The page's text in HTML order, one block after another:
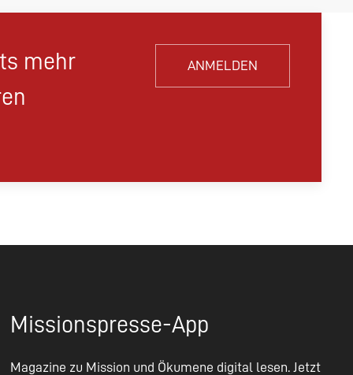
mehr
ANMELDEN
Missionspresse-App
Magazine zu Mission und Ökumene digital lesen. Jetzt